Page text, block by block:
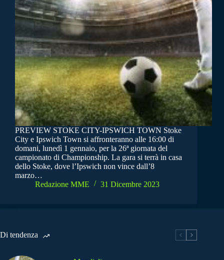
PREVIEW STOKE CITY-IPSWICH TOWN Stoke
City e Ipswich Town si affronteranno alle 16:00 di
domani, lunedì 1 gennaio, per la 26ª giornata del
campionato di Championship. La gara si terrà in casa
dello Stoke, dove l’Ipswich non vince dall’8
marzo…
Redazione MME
31 Dicembre 2023
Di tendenza